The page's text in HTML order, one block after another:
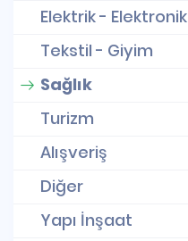
Elektrik - Elektronik
Tekstil - Giyim
Sağlık
Turizm
Alışveriş
Diğer
Yapı İnşaat